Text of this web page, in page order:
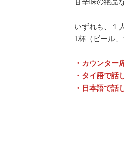
甘辛味の絶品
いずれも、１
1杯（ビール
・カウンター
・タイ語で話
・日本語で話